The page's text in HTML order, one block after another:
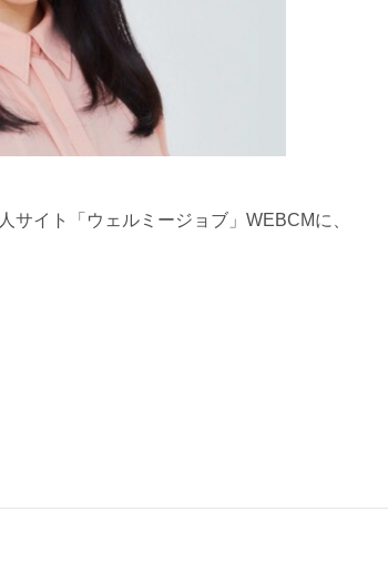
サイト「ウェルミージョブ」WEBCMに、